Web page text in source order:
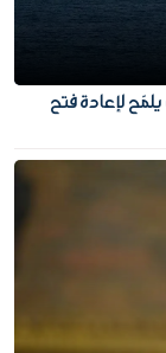
لإعادة فتح